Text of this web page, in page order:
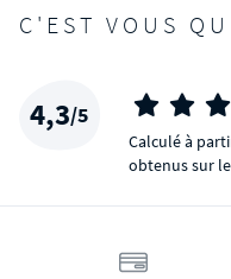
C'EST VOUS
4,3/5
Calculé à
obtenus sur